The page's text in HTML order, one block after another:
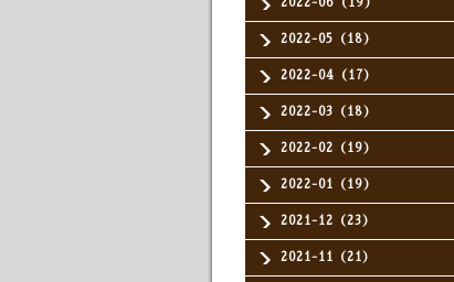
2022-06（19）
2022-05（18）
2022-04（17）
2022-03（18）
2022-02（19）
2022-01（19）
2021-12（23）
2021-11（21）